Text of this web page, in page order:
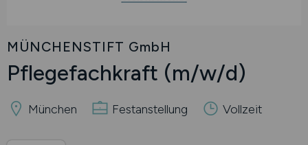
MÜNCHENSTIFT GmbH
Pflegefachkraft (m/w/d)
München Festanstellung Vollzeit